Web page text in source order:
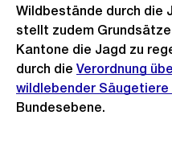
Wildbestände durch die
stellt zudem
Kantone die Jagd zu
durch die Externer
Link:
Verordnung
wildlebender Säugetiere
Bundesebene.